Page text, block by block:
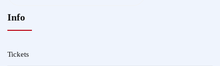
Info
Tickets